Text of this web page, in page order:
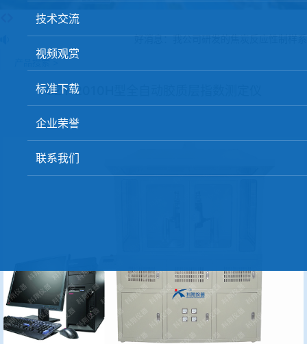
高炉配吹煤检测设备
冶金渣、保护渣等高温物性检测设备
冶金石灰活性度测定仪
矿石、焦炭物理检测及制样设备
技术交流
视频观赏
标准下载
企业荣誉
联系我们
好消息：我公司研发的焦炭反应性制样系
产品搜索 >
GZY-2010H型全自动胶质层指数测定仪